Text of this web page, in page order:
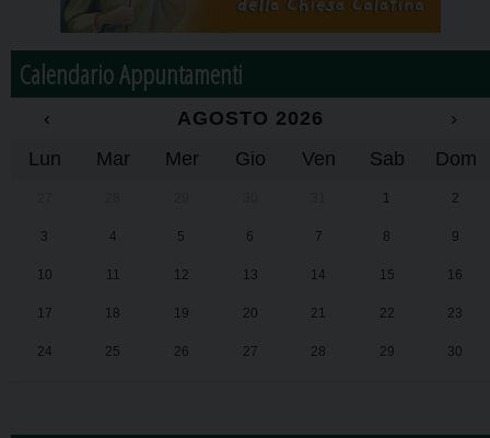
Calendario Appuntamenti
‹ AGOSTO 2026
›
Lun
Mar Mer Gio Ven Sab Dom
1 2
3 4 5 6 7 8 9
10 11 12 13 14 15 16
17 18 19 20 21 22 23
24 25 26 27 28 29 30